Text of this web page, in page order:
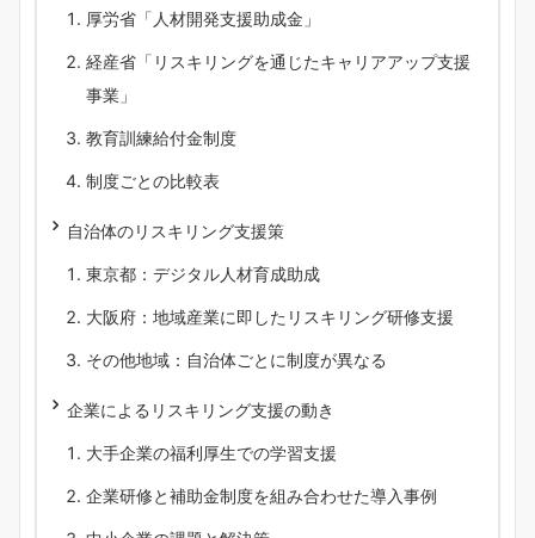
厚労省「人材開発支援助成金」
経産省「リスキリングを通じたキャリアアップ支援
事業」
教育訓練給付金制度
制度ごとの比較表
自治体のリスキリング支援策
東京都：デジタル人材育成助成
大阪府：地域産業に即したリスキリング研修支援
その他地域：自治体ごとに制度が異なる
企業によるリスキリング支援の動き
大手企業の福利厚生での学習支援
企業研修と補助金制度を組み合わせた導入事例